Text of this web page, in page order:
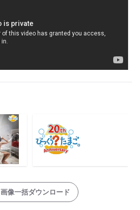
画像一括ダウンロード